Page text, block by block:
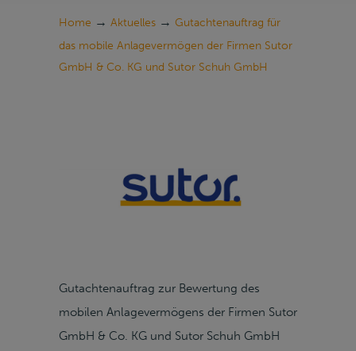
Home → Aktuelles → Gutachtenauftrag für
das mobile Anlagevermögen der Firmen Sutor
GmbH & Co. KG und Sutor Schuh GmbH
Gutachtenauftrag zur Bewertung des
mobilen Anlagevermögens der Firmen Sutor
GmbH & Co. KG und Sutor Schuh GmbH